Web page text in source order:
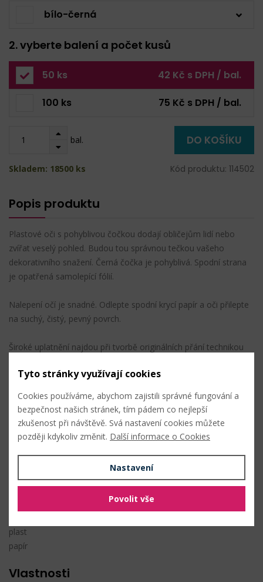
bílo-černá
2. vyberte balení a počet kusů
50 ks 42 Kč s DPH / bal.
100 ks 75 Kč s DPH / bal.
bal. DO KOŠÍKU
Skladem: 18500 ks Kód produktu: 114502
Popis produktu
Plastové oči s pohyblivou čočkou dodají obličejům lidí nebo
zvířat veselý pohled. Budou tou správnou tečkou vašeho
dekorativního snažení. Černá čočka je pohyblivá. Spodní strana
je opatřená samolepící fólií.
Nalepení očí je snadné. Odlepte spodní krycí papír a oči přilepte
na suchý, čistý, pevný povrch.
Široké uplatnění najdou při tvorbě originálních přání technikou
Samolepící
Složení: papír, plast
PŘIDAT DO OBLÍBENÝCH
plast
papír
Vlastnosti
Tyto stránky využívají cookies
Cookies používáme, abychom zajistili správné fungování a
bezpečnost našich stránek, tím pádem co nejlepší
zkušenost při návštěvě. Svá nastavení cookies můžete
později kdykoliv změnit. Další informace o Cookies
Nastavení
Povolit vše